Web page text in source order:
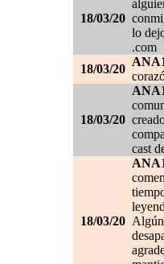
18/03/20
lo
.com
18/03/20
18/03/20
cast
18/03/20